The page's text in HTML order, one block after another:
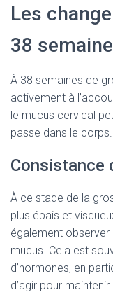
Les
38
À 38 semaines de
activement à
le mucus cervical
passe dans le corps.
Consistance
À ce stade de la
plus épais et
également observer
mucus. Cela est
d’hormones, en
d’agir pour